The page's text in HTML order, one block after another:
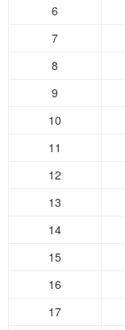
6
7
8
9
10
11
12
13
14
15
16
17